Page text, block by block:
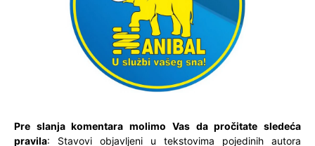
Pre slanja komentara molimo Vas da pročitate sledeća
pravila: Stavovi objavljeni u tekstovima pojedinih autora